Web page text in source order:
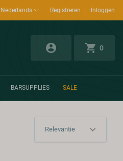
Nederlands Registreren Inloggen
0
BARSUPPLIES SALE